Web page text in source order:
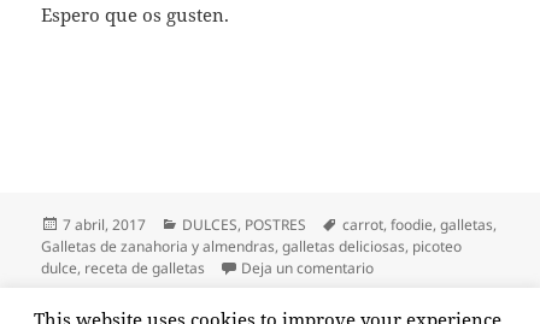
Espero que os gusten.
Publicado
el
7 abril, 2017 Categorías
DULCES, POSTRES Etiquetas
carrot,foodie,galletas,
Galletas de zanahoria y almendras,galletas deliciosas, picoteo
dulce, receta de galletas Deja un comentarioen Galletas de
Paginación